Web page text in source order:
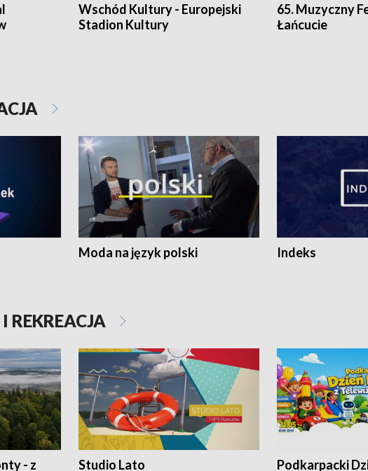
Wschód Kultury - Europejski
Stadion Kultury
65. Muzyczny
Łańcucie
Moda na język polski Indeks
REKREACJA
- z Studio Lato Podkarpacki